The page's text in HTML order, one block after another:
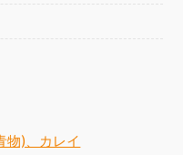
)、カレイ